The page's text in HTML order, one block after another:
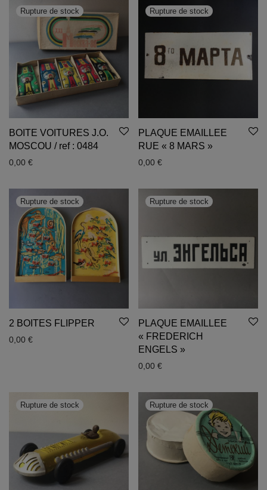
BOITE VOITURES J.O.
MOSCOU / ref : 0484
0,00 €
PLAQUE EMAILLEE
RUE « 8 MARS »
0,00 €
2 BOITES FLIPPER
0,00 €
PLAQUE EMAILLEE
« FREDERICH
ENGELS »
0,00 €